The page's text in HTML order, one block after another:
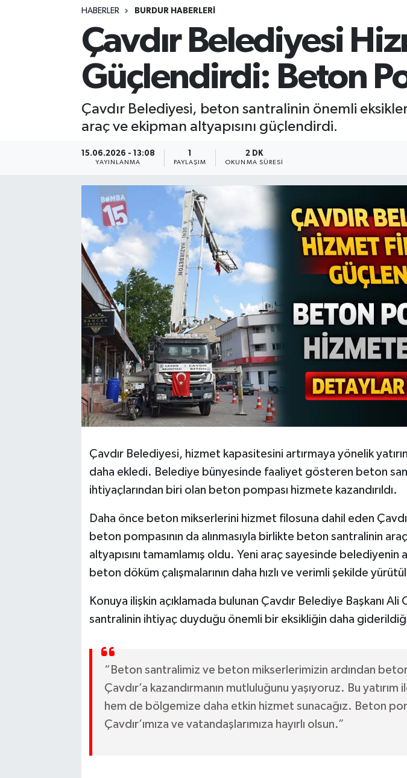
HABERLER BURDUR HABERLERİ
Çavdır Belediyesi
Güçlendirdi: Beton
Çavdır Belediyesi, beton santralinin önemli
araç ve ekipman altyapısını güçlendirdi.
15.06.2026 - 13:08
YAYINLANMA PAYLAŞIM
2 DK
OKUNMA SÜRESI
Çavdır Belediyesi, hizmet kapasitesini artırmaya yönelik
daha ekledi. Belediye bünyesinde faaliyet gösteren beton
ihtiyaçlarından biri olan beton pompası hizmete kazandırıldı.
Daha önce beton mikserlerini hizmet filosuna dahil eden
beton pompasının da alınmasıyla birlikte beton santralinin
altyapısını tamamlamış oldu. Yeni araç sayesinde belediyenin
beton döküm çalışmalarının daha hızlı ve verimli şekilde
Konuya ilişkin açıklamada bulunan Çavdır Belediye Başkanı
santralinin ihtiyaç duyduğu önemli bir eksikliğin daha
“Beton santralimiz ve beton mikserlerimizin ardından
Çavdır’a kazandırmanın mutluluğunu yaşıyoruz. Bu yatırım
hem de bölgemize daha etkin hizmet sunacağız. Beton
Çavdır’ımıza ve vatandaşlarımıza hayırlı olsun.”